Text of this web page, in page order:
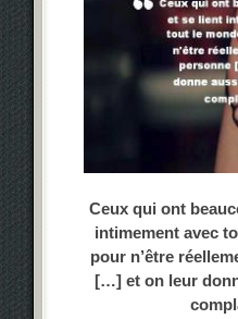
Ceux qui ont
intimement avec
pour n’être
[…] et on leur